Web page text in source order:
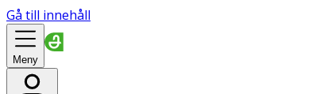
Gå till innehåll
Meny